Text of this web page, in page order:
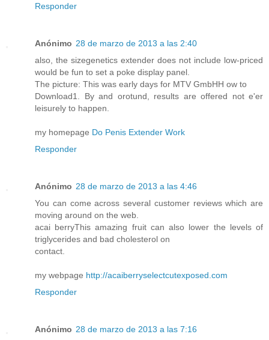
Responder
Anónimo 28 de marzo de 2013 a las 2:40
also, the sizegenetics extender does not include low-priced
would be fun to set a poke display panel.
The picture: This was early days for MTV GmbHH ow to
Download1. By and orotund, results are offered not e'er
leisurely to happen.
my homepage Do Penis Extender Work
Responder
Anónimo 28 de marzo de 2013 a las 4:46
You can come across several customer reviews which are
moving around on the web.
acai berryThis amazing fruit can also lower the levels of
triglycerides and bad cholesterol on
contact.
my webpage http://acaiberryselectcutexposed.com
Responder
Anónimo 28 de marzo de 2013 a las 7:16